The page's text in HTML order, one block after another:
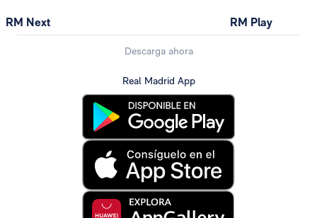
RM Next RM Play
Descarga ahora
Real Madrid App